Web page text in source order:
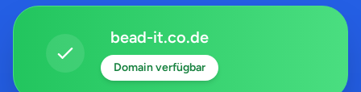
bead-it.co.de
Domain verfügbar